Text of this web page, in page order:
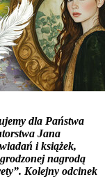
dla Państwa
Jana
i książek,
nagrodą
Kolejny odcinek